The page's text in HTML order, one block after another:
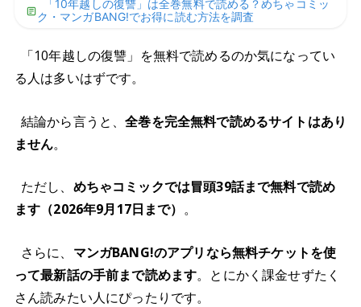
「10年越しの復讐」は全巻無料で読める？めちゃコミッ
ク・マンガBANG!でお得に読む方法を調査
「10年越しの復讐」を無料で読めるのか気になってい
る人は多いはずです。
結論から言うと、全巻を完全無料で読めるサイトはあり
ません。
ただし、 めちゃコミックでは冒頭39話まで無料で読め
ます（2026年9月17日まで） 。
さらに、 マンガBANG!のアプリなら無料チケットを使
って最新話の手前まで読めます。とにかく課金せずたく
さん読みたい人にぴったりです。